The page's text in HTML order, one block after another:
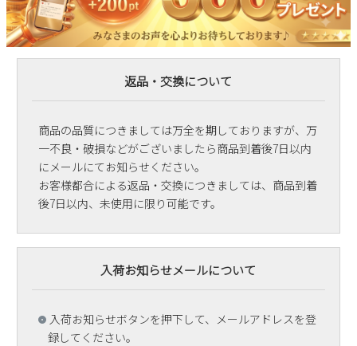
返品・交換について
商品の品質につきましては万全を期しておりますが、万
一不良・破損などがございましたら商品到着後7日以内
にメールにてお知らせください。
お客様都合による返品・交換につきましては、商品到着
後7日以内、未使用に限り可能です。
入荷お知らせメールについて
入荷お知らせボタンを押下して、メールアドレスを登
録してください。